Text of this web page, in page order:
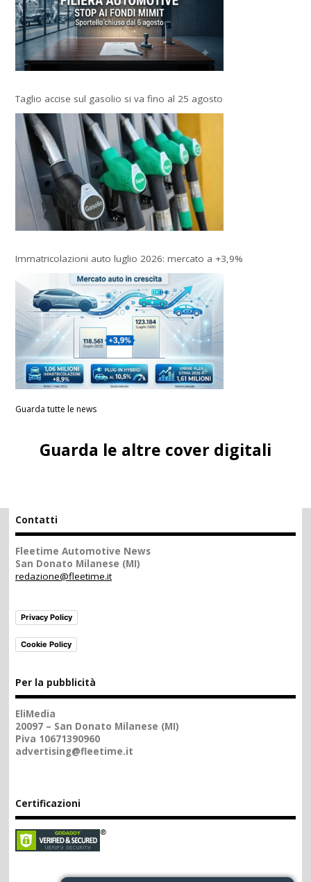
Taglio accise sul gasolio si va fino al 25 agosto
Immatricolazioni auto luglio 2026: mercato a +3,9%
Guarda tutte le news
Guarda le altre cover digitali
Contatti
Fleetime Automotive News
San Donato Milanese (MI)
redazione@fleetime.it
Privacy Policy
Cookie Policy
Per la pubblicità
EliMedia
20097 – San Donato Milanese (MI)
Piva 10671390960
advertising@fleetime.it
Certificazioni